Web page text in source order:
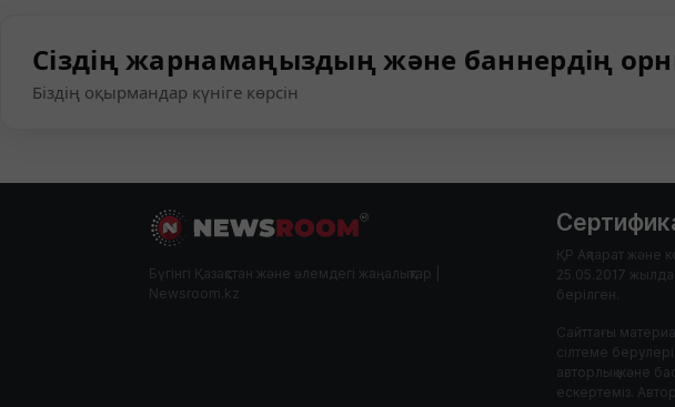
Сіздің жарнамаңыздың және баннердің
Біздің оқырмандар күніге көрсін
Бүгінгі Қазақстан және әлемдегі жаңалықтар |
Newsroom.kz
ҚР Ақпарат және
25.05.2017
берілген.
Сайттағы
сілтеме
авторлық және
ескертеміз.